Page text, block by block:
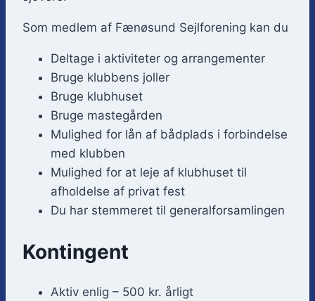
Som medlem af Fænøsund Sejlforening kan du
Deltage i aktiviteter og arrangementer
Bruge klubbens joller
Bruge klubhuset
Bruge mastegården
Mulighed for lån af bådplads i forbindelse
med klubben
Mulighed for at leje af klubhuset til
afholdelse af privat fest
Du har stemmeret til generalforsamlingen
Kontingent
Aktiv enlig – 500 kr. årligt